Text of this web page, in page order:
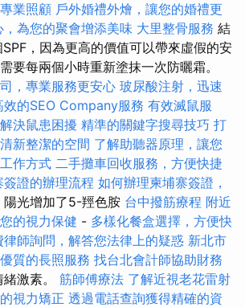
業照顧 戶外婚禮外燴，讓您的婚禮更
為您的聚會增添美味 大里整骨服務 結
，因為更高的價值可以帶來虛假的安
要每兩個小時重新塗抹一次防曬霜。
，專業服務更安心 玻尿酸注射，迅速
效的SEO Company服務 有效滅鼠服
決鼠患困擾 精準的關鍵字搜尋技巧 打
新整潔的空間 了解助聽器原理，讓您
作方式 二手攤車回收服務，方便快捷
簽證的辦理流程 如何辦理柬埔寨簽證，
陽光增加了5-羥色胺 台中撥筋療程 附近
的視力保健 - 多樣化餐盒選擇，方便快
律師詢問，解答您法律上的疑惑 新北市
質的長照服務 找台北會計師協助財務
激素。 筋師傅療法 了解近視老花雷射
視力矯正 透過電話查詢獲得精確的資